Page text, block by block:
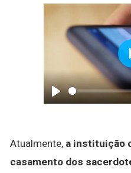
Play
Atualmente, a instituição
casamento dos